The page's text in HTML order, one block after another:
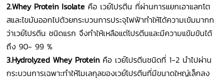
2.Whey Protein Isolate คือ เวย์โปรตีน ที่ผ่านการแยกเอาแลกโต
สและไขมันออกไปด้วยกระบวนการประจุไฟฟ้าทำให้ได้ความเข้มมากก
ว่าเวย์โปรตีน ชนิดแรก จึงทำให้เหลือแต่โปรตีนและมีความแข้มข้นได้
ถึง 90- 99 %
3.Hydrolyzed Whey Protein คือ เวย์โปรตีนชนิดที่ 1-2 นำไปผ่าน
กระบวนการเฉพาะทำให้โมเลกุลของเวย์โปรตีนที่มีขนาดใหญ่เล็กลง